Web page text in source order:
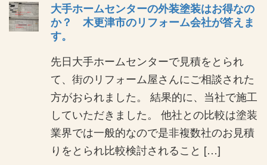
大手ホームセンターの外装塗装はお得なの
か？ 木更津市のリフォーム会社が答えま
す。
先日大手ホームセンターで見積をとられ
て、街のリフォーム屋さんにご相談された
方がおられました。 結果的に、当社で施工
していただきました。 他社との比較は塗装
業界では一般的なので是非複数社のお見積
りをとられ比較検討されること […]